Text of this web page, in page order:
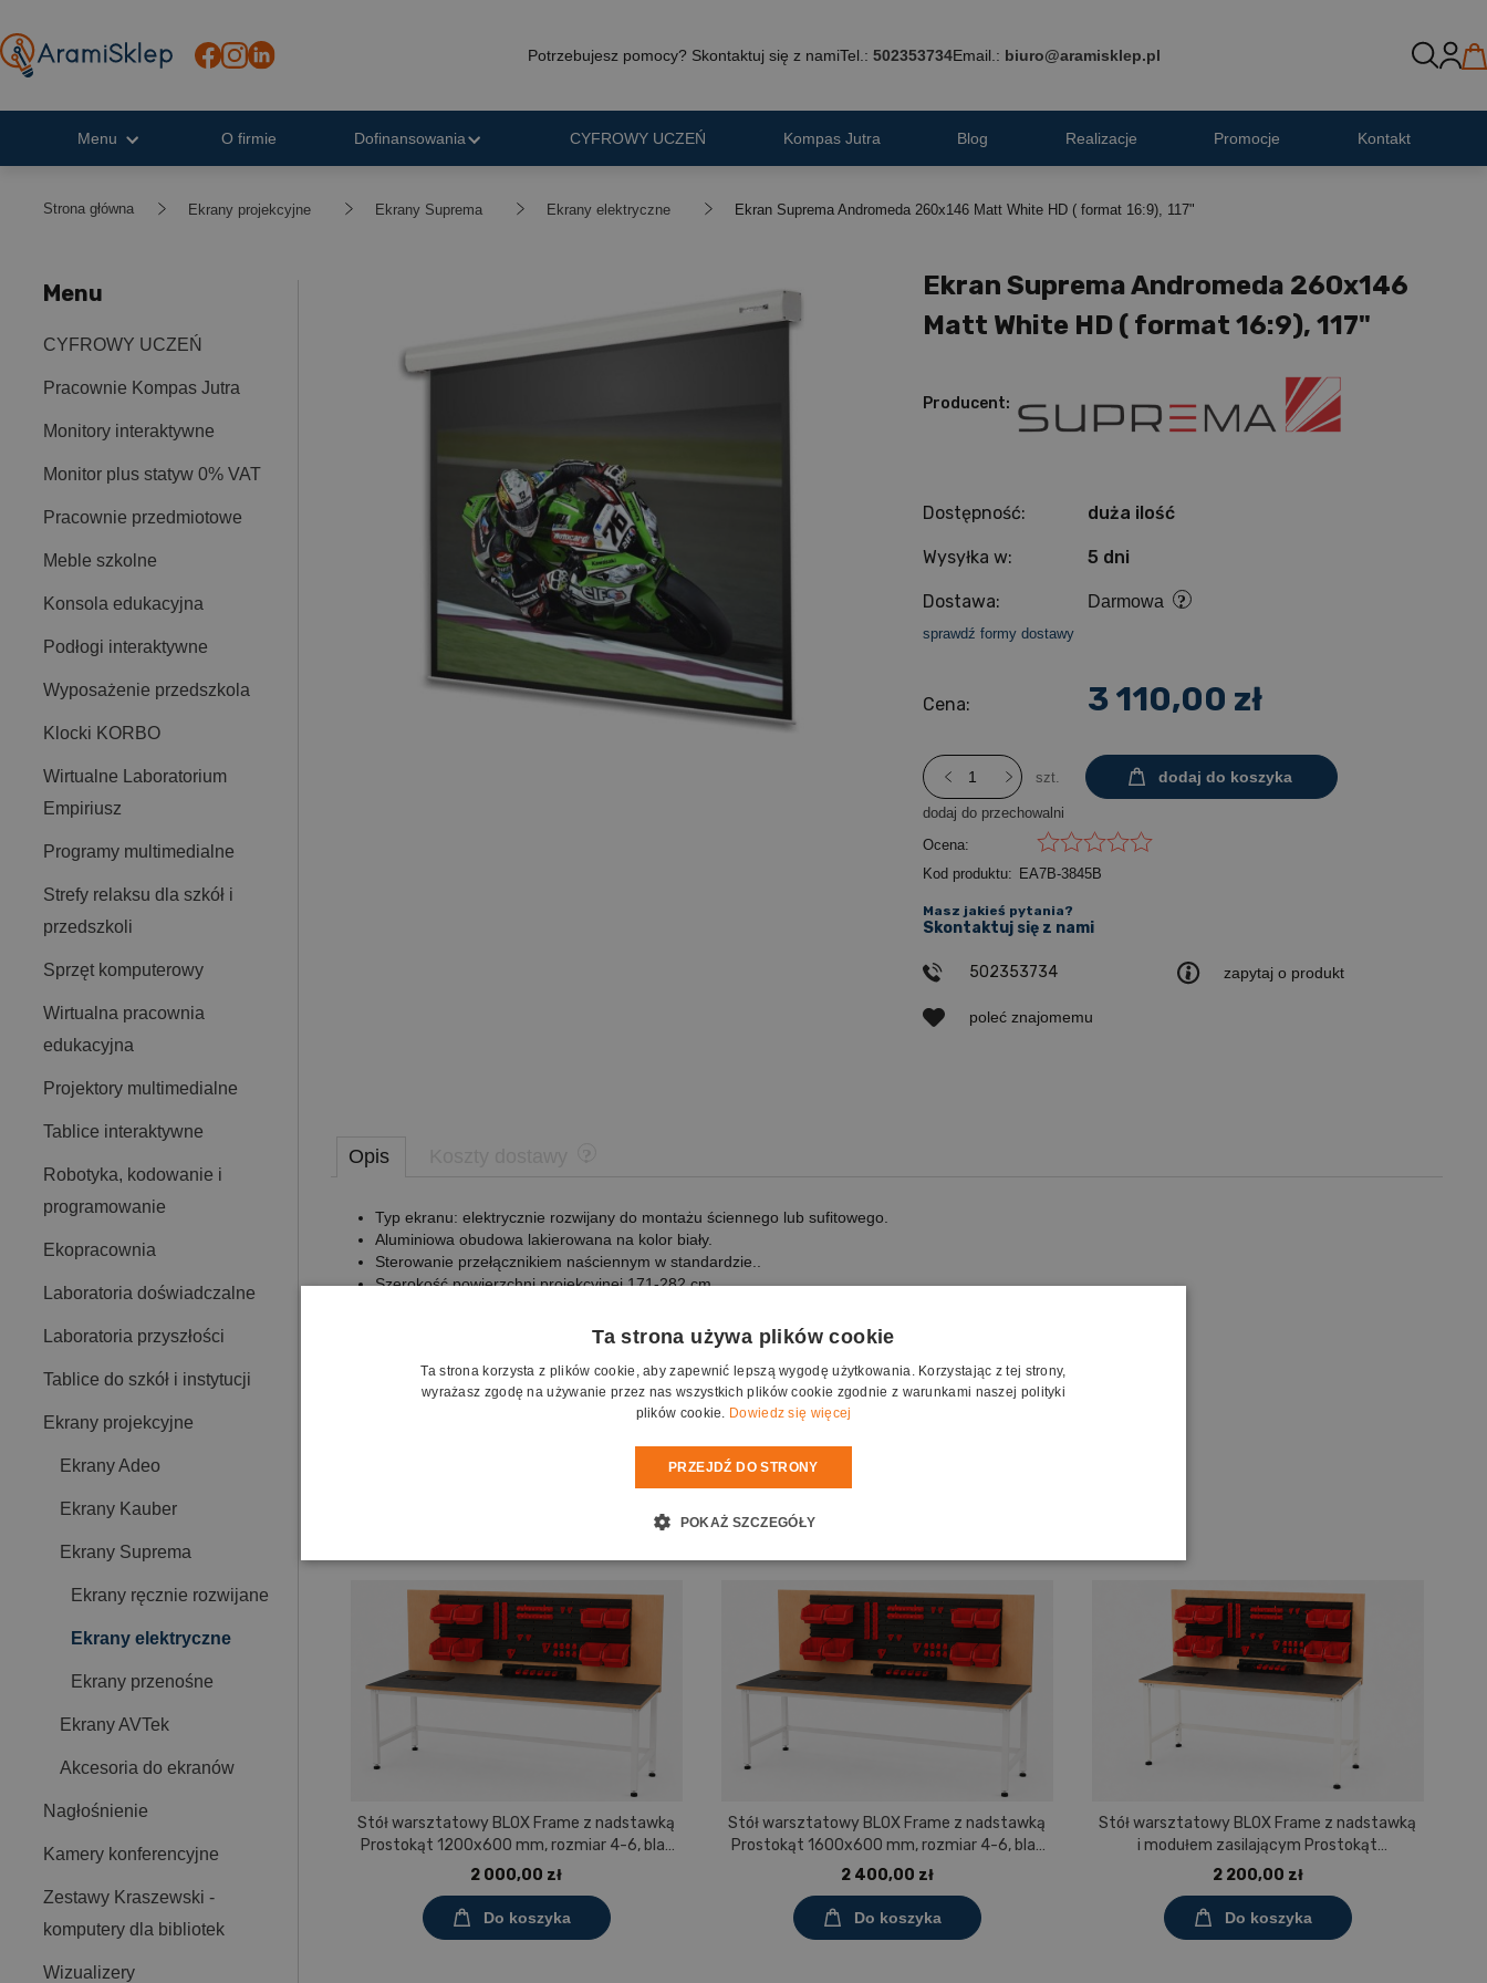
Potrzebujesz pomocy? Skontaktuj się z namiTel.: 502353734Email.: biuro@aramisklep.pl
Menu O firmie Dofinansowania CYFROWY UCZEŃ Kompas Jutra Blog Realizacje Promocje Kontakt
Strona główna Ekrany projekcyjne Ekrany Suprema Ekrany elektryczne Ekran Suprema Andromeda 260x146 Matt White HD ( format 16:9), 117"
Menu
CYFROWY UCZEŃ
Pracownie Kompas Jutra
Monitory interaktywne
Monitor plus statyw 0% VAT
Pracownie przedmiotowe
Meble szkolne
Konsola edukacyjna
Podłogi interaktywne
Wyposażenie przedszkola
Klocki KORBO
Wirtualne Laboratorium
Empiriusz
Programy multimedialne
Strefy relaksu dla szkół i
przedszkoli
Sprzęt komputerowy
Wirtualna pracownia
edukacyjna
Projektory multimedialne
Tablice interaktywne
Robotyka, kodowanie i
programowanie
Ekopracownia
Laboratoria doświadczalne
Laboratoria przyszłości
Tablice do szkół i instytucji
Ekrany projekcyjne
Ekrany Adeo
Ekrany Kauber
Ekrany Suprema
Ekrany ręcznie rozwijane
Ekrany elektryczne
Ekrany przenośne
Ekrany AVTek
Akcesoria do ekranów
Nagłośnienie
Kamery konferencyjne
Zestawy Kraszewski -
komputery dla bibliotek
Wizualizery
Ekran Suprema Andromeda 260x146
Matt White HD ( format 16:9), 117"
Producent:
Dostępność: duża ilość
Wysyłka w: 5 dni
Dostawa: Darmowa
sprawdź formy dostawy
Cena: 3 110,00 zł
szt. dodaj do koszyka
dodaj do przechowalni
Ocena:
Kod produktu: EA7B-3845B
zapytaj o produkt
poleć znajomemu
Masz jakieś pytania?
Skontaktuj się z nami
502353734
Opis
Typ ekranu: elektrycznie rozwijany do montażu ściennego lub sufitowego.
Aluminiowa obudowa lakierowana na kolor biały.
Sterowanie przełącznikiem naściennym w standardzie..
Szerokość powierzchni projekcyjnej 171-282 cm.
Czarna ramka i top w standardzie.
Regulowany system mocowania ścienno-sufitowego.
Opcje wyposażenia:
Zewnętrzne sterowanie na podczerwień.
Materiał projekcyjny Matt Grey HD (w formacie 16:9)
Stół warsztatowy BLOX Frame z nadstawką
Prostokąt 1200x600 mm, rozmiar 4-6, blat
pokryty tworzywem polipropylenowym
2 000,00 zł
Do koszyka
Stół warsztatowy BLOX Frame z nadstawką
Prostokąt 1600x600 mm, rozmiar 4-6, blat
pokryty tworzywem polipropylenowym
2 400,00 zł
Do koszyka
Stół warsztatowy BLOX Frame z nadstawką
i modułem zasilającym Prostokąt
1200x600 mm, rozmiar 4-6, blat pokryty
2 200,00 zł
Do koszyka
Ta strona używa plików cookie
Ta strona korzysta z plików cookie, aby zapewnić lepszą wygodę użytkowania. Korzystając z tej strony,
wyrażasz zgodę na używanie przez nas wszystkich plików cookie zgodnie z warunkami naszej polityki
plików cookie. Dowiedz się więcej
PRZEJDŹ DO STRONY
POKAŻ SZCZEGÓŁY